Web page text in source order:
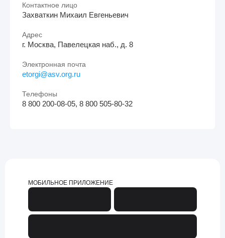
Контактное лицо
Захваткин Михаил Евгеньевич
Адрес
г. Москва, Павелецкая наб., д. 8
Электронная почта
etorgi@asv.org.ru
Телефоны
8 800 200-08-05, 8 800 505-80-32
МОБИЛЬНОЕ ПРИЛОЖЕНИЕ